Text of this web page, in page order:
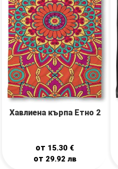
Хавлиена кърпа Етно 2
от 15.30 €
от 29.92 лв